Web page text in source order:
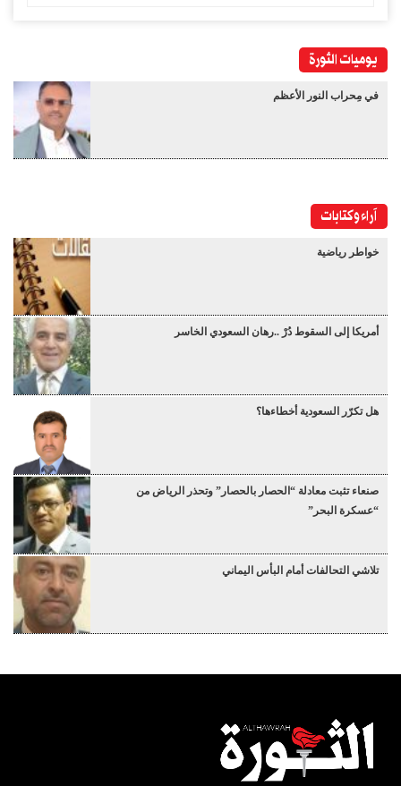
يوميات الثورة
في مِحراب النور الأعظم
آراء وكتابات
خواطر رياضية
أمريكا إلى السقوط دُرْ ..رهان السعودي الخاسر
هل تكرّر السعودية أخطاءها؟
صنعاء تثبت معادلة “الحصار بالحصار” وتحذر الرياض من
“عسكرة البحر”
تلاشي التحالفات أمام البأس اليماني